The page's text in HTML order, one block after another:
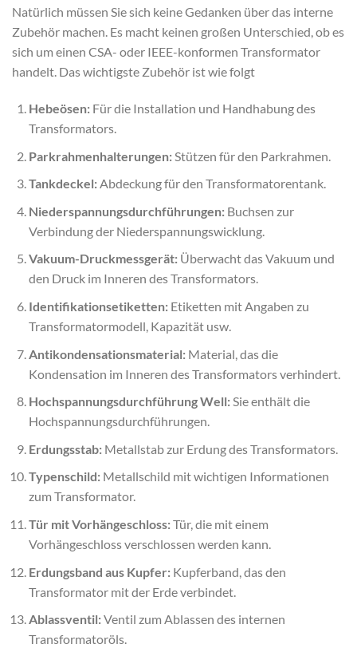
Natürlich müssen Sie sich keine Gedanken über das interne
Zubehör machen. Es macht keinen großen Unterschied, ob es
sich um einen CSA- oder IEEE-konformen Transformator
handelt. Das wichtigste Zubehör ist wie folgt
Hebeösen:Für die Installation und Handhabung des
Transformators.
Parkrahmenhalterungen:Stützen für den Parkrahmen.
Tankdeckel:Abdeckung für den Transformatorentank.
Niederspannungsdurchführungen:Buchsen zur
Verbindung der Niederspannungswicklung.
Vakuum-Druckmessgerät:Überwacht das Vakuum und
den Druck im Inneren des Transformators.
Identifikationsetiketten:Etiketten mit Angaben zu
Transformatormodell, Kapazität usw.
Antikondensationsmaterial:Material, das die
Kondensation im Inneren des Transformators verhindert.
Hochspannungsdurchführung Well:Sie enthält die
Hochspannungsdurchführungen.
Erdungsstab:Metallstab zur Erdung des Transformators.
Typenschild:Metallschild mit wichtigen Informationen
zum Transformator.
Tür mit Vorhängeschloss:Tür, die mit einem
Vorhängeschloss verschlossen werden kann.
Erdungsband aus Kupfer:Kupferband, das den
Transformator mit der Erde verbindet.
Ablassventil:Ventil zum Ablassen des internen
Transformatoröls.